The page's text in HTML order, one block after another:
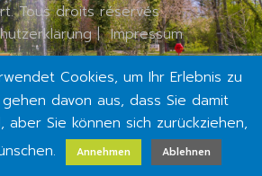
Tous droits réservés
|Impressum
Cookies, um Ihr Erlebnis zu
davon aus, dass Sie damit
aber Sie können sich zurückziehen,
Annehmen Ablehnen